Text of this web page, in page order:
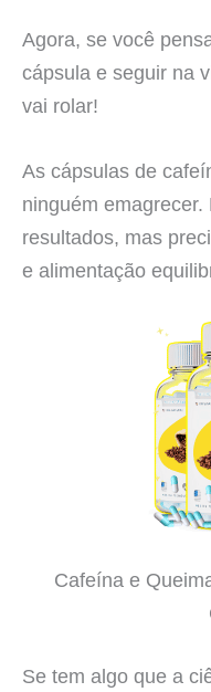
Agora, se você
cápsula e seguir na
vai rolar!
As cápsulas de
ninguém
resultados, mas
e alimentação
Cafeína e
Se tem algo que a